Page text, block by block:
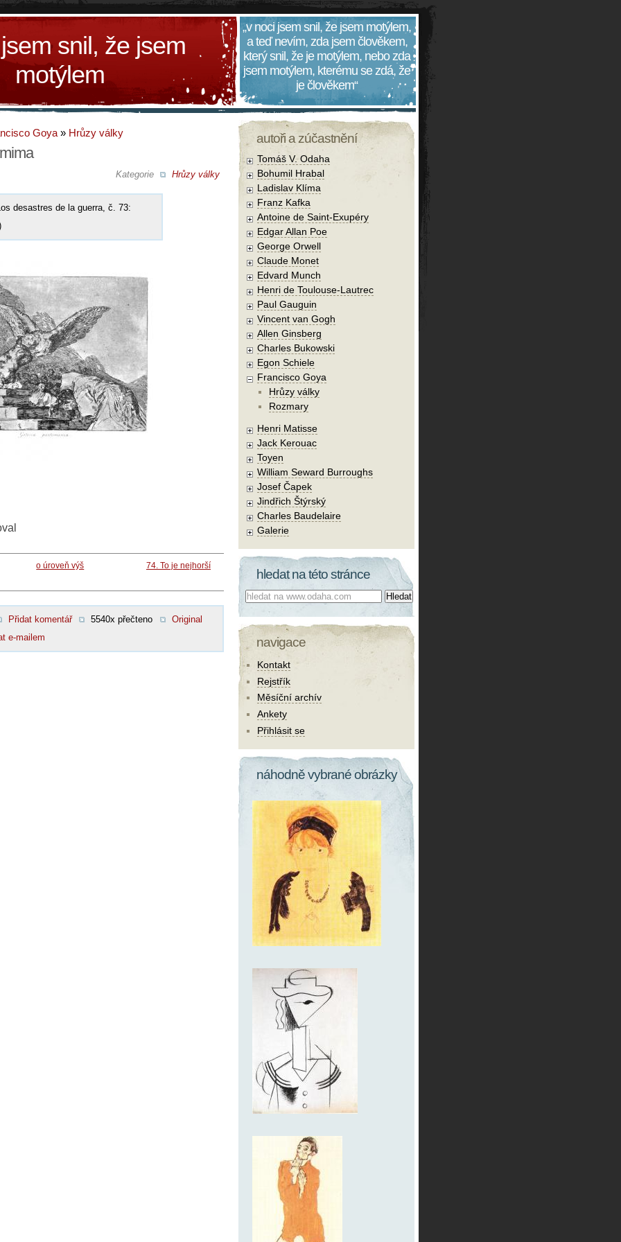
snil, že jsem
motýlem
„v noci jsem snil, že jsem motýlem,
a teď nevím, zda jsem člověkem,
který snil, že je motýlem, nebo zda
jsem motýlem, kterému se zdá, že
je člověkem“
Goya » Hrůzy války
Kategorie Hrůzy války
desastres de la guerra, č. 73:
o úroveň výš 74. To je nejhorší
Přidat komentář 5540x přečteno
Original
e-mailem
autoři a zúčastnění
Tomáš V. Odaha
Bohumil Hrabal
Ladislav Klíma
Franz Kafka
Antoine de Saint-Exupéry
Edgar Allan Poe
George Orwell
Claude Monet
Edvard Munch
Henri de Toulouse-Lautrec
Paul Gauguin
Vincent van Gogh
Allen Ginsberg
Charles Bukowski
Egon Schiele
Francisco Goya
Hrůzy války
Rozmary
Henri Matisse
Jack Kerouac
Toyen
William Seward Burroughs
Josef Čapek
Jindřich Štýrský
Charles Baudelaire
Galerie
hledat na této stránce
Co hledat:
navigace
Kontakt
Rejstřík
Měsíční archív
Ankety
Přihlásit se
náhodně vybrané obrázky